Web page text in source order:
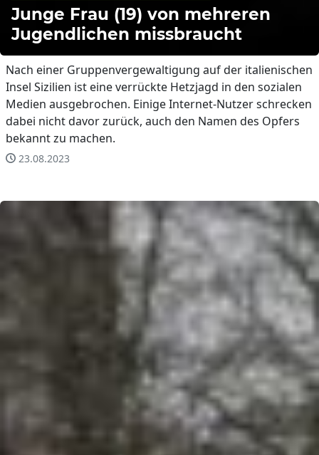
Junge Frau (19) von mehreren
Jugendlichen missbraucht
Nach einer Gruppenvergewaltigung auf der italienischen
Insel Sizilien ist eine verrückte Hetzjagd in den sozialen
Medien ausgebrochen. Einige Internet-Nutzer schrecken
dabei nicht davor zurück, auch den Namen des Opfers
bekannt zu machen.
23.08.2023